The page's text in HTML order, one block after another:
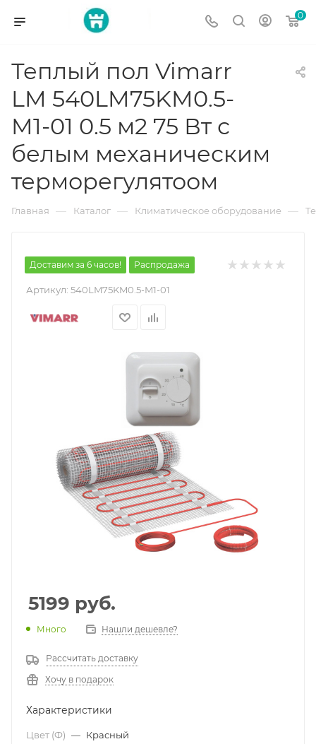
0
Теплый пол Vimarr
LM 540LM75KM0.5-
M1-01 0.5 м2 75 Вт с
белым механическим
терморегулятоом
Главная — Каталог — Климатическое оборудование —
Доставим за 6 часов! Распродажа
Артикул: 540LM75KM0.5-M1-01
5199 руб.
Много Нашли дешевле?
Рассчитать доставку
Хочу в подарок
Характеристики
Цвет (Ф) — Красный